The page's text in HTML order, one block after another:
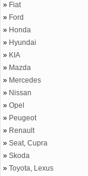
» Fiat
» Ford
» Honda
» Hyundai
» KIA
» Mazda
» Mercedes
» Nissan
» Opel
» Peugeot
» Renault
» Seat, Cupra
» Skoda
» Toyota, Lexus